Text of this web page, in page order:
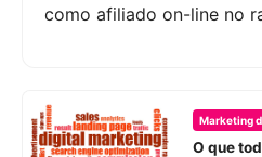
como afiliado on-line no
Marketing
O que